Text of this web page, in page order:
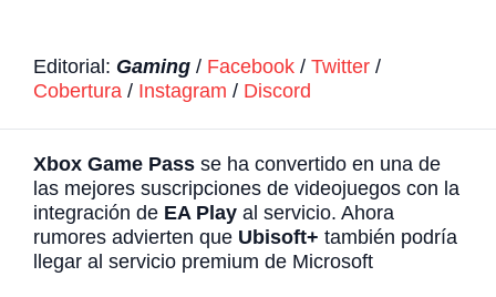
Editorial: Gaming / Facebook / Twitter /
Cobertura / Instagram / Discord
Xbox Game Pass se ha convertido en una de
las mejores suscripciones de videojuegos con la
integración de EA Play al servicio. Ahora
rumores advierten que Ubisoft+ también podría
llegar al servicio premium de Microsoft